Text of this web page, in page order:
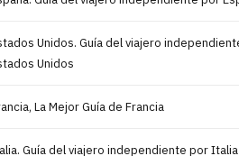
Unidos. Guía del viajero
Unidos
La Mejor Guía de Francia
Guía del viajero independiente por Italia